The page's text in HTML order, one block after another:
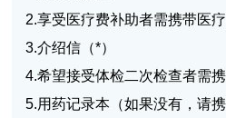
2.享受医疗费补助者需携带医
3.介绍信（*）
4.希望接受体检二次检查者需
5.用药记录本（如果没有，请